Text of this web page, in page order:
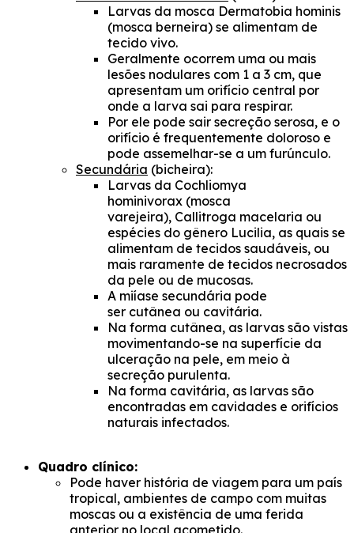
Larvas da mosca Dermatobia hominis
(mosca berneira) se alimentam de
tecido vivo.
Geralmente ocorrem uma ou mais
lesões nodulares com 1 a 3 cm, que
apresentam um orifício central por
onde a larva sai para respirar.
Por ele pode sair secreção serosa, e o
orifício é frequentemente doloroso e
pode assemelhar-se a um furúnculo.
Secundária (bicheira):
Larvas da Cochliomya
hominivorax (mosca
varejeira), Callitroga macelaria ou
espécies do gênero Lucilia, as quais se
alimentam de tecidos saudáveis, ou
mais raramente de tecidos necrosados
da pele ou de mucosas.
A miíase secundária pode
ser cutânea ou cavitária.
Na forma cutânea, as larvas são vistas
movimentando-se na superfície da
ulceração na pele, em meio à
secreção purulenta.
Na forma cavitária, as larvas são
encontradas em cavidades e orifícios
naturais infectados.
Quadro clínico:
Pode haver história de viagem para um país
tropical, ambientes de campo com muitas
moscas ou a existência de uma ferida